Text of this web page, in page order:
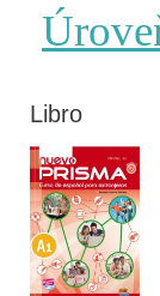
Libro